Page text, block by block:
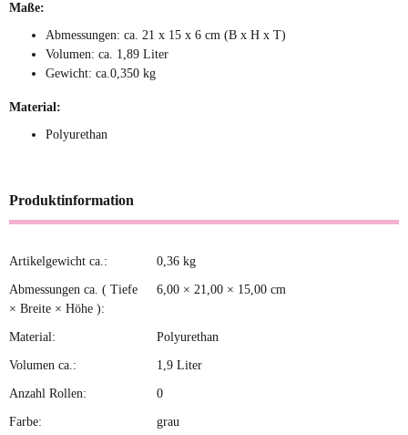
Maße:
Abmessungen: ca. 21 x 15 x 6 cm (B x H x T)
Volumen: ca. 1,89 Liter
Gewicht: ca.0,350 kg
Material:
Polyurethan
Produktinformation
Produkteigenschaft
Wert
Artikelgewicht ca.: 0,36 kg
Abmessungen ca. ( Tiefe
× Breite × Höhe ):
6,00 × 21,00 × 15,00 cm
Material: Polyurethan
Volumen ca.: 1,9 Liter
Anzahl Rollen: 0
Farbe: grau